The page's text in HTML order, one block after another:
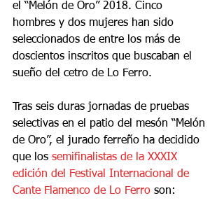
el “Melón de Oro” 2018. Cinco
hombres y dos mujeres han sido
seleccionados de entre los más de
doscientos inscritos que buscaban el
sueño del cetro de Lo Ferro.
Tras seis duras jornadas de pruebas
selectivas en el patio del mesón “Melón
de Oro”, el jurado ferreño ha decidido
que los semifinalistas de la XXXIX
edición del Festival Internacional de
Cante Flamenco de Lo Ferro son: